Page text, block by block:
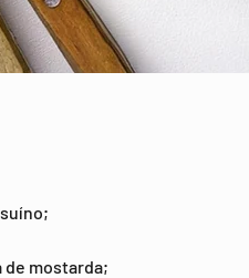
de mostarda;